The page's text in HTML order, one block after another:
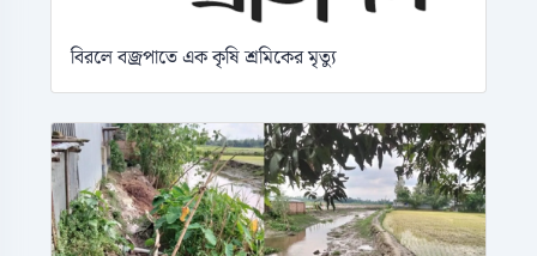
বিরলে বজ্রপাতে এক কৃষি শ্রমিকের মৃত্যু